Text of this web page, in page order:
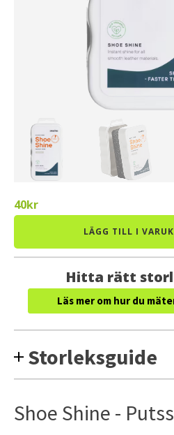
40kr
SHINE
LÄGG TILL I
Hitta rätt
Läs mer om hur du
Storleksguide
Shoe Shine -